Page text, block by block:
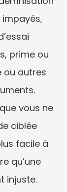
prime ou
ou autres
vous ne
ciblée
facile à
qu’une
injuste.